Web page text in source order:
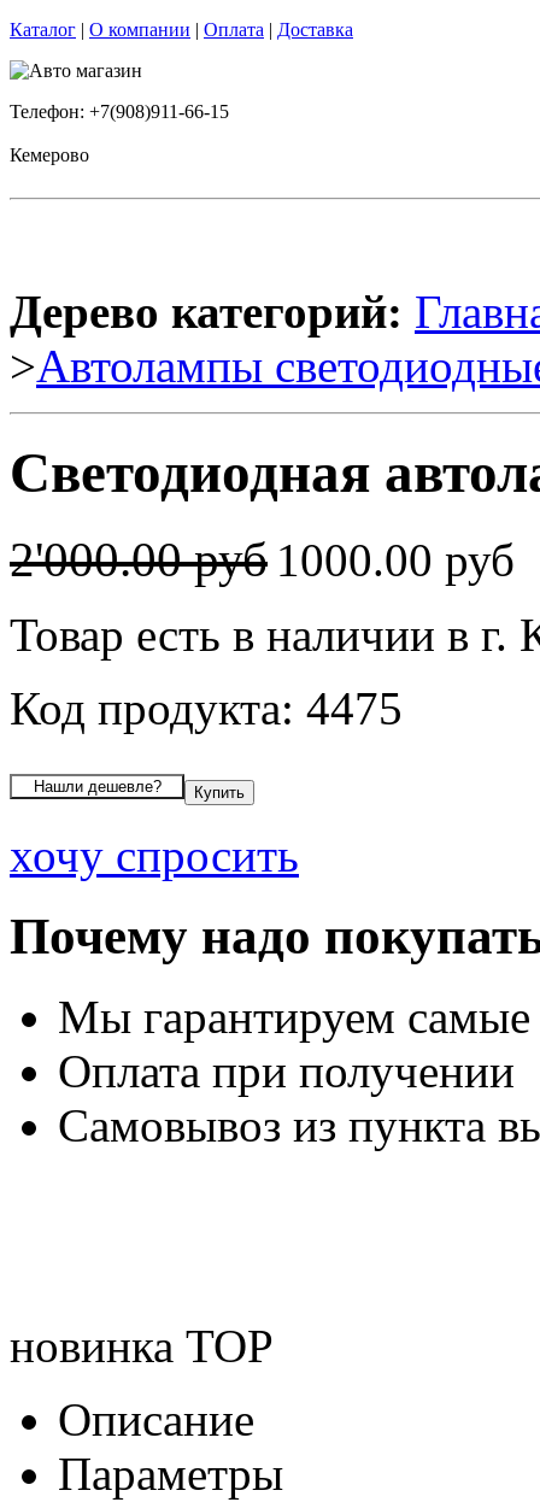
Каталог | О компании | Оплата | Доставка
Телефон: +7(908)911-66-15
Кемерово
Дерево категорий:
>Автолампы
Светодиодная
2'000.00 руб 1000.00 руб
Товар есть в наличии в г.
Код продукта: 4475
хочу спросить
Почему надо
Мы гарантируем
Оплата при получении
Самовывоз из пункта
новинка TOP
Описание
Параметры